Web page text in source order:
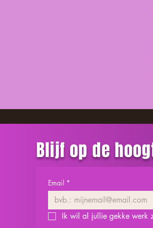
Blijf op de
Email *
Ik wil al jullie gekke werk